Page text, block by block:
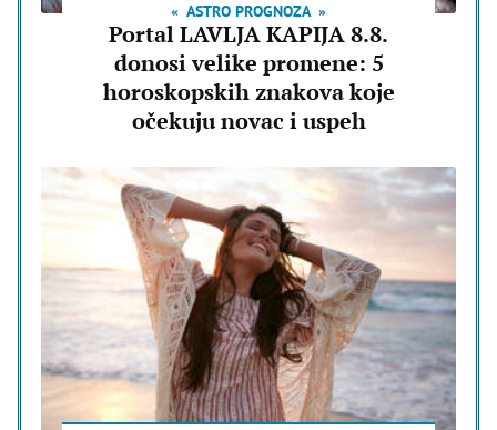
ASTRO PROGNOZA
Portal LAVLJA KAPIJA 8.8.
donosi velike promene: 5
horoskopskih znakova koje
očekuju novac i uspeh